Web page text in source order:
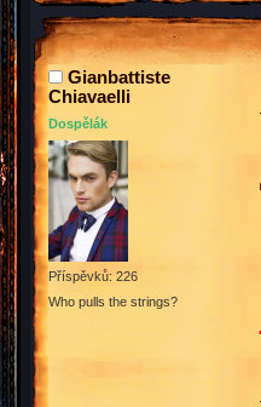
Gianbattiste
Chiavaelli
Dospělák
Příspěvků: 226
Who pulls the strings?